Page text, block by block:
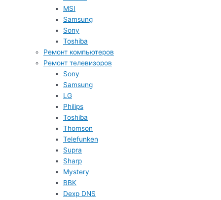
MSI
Samsung
Sony
Toshiba
Ремонт компьютеров
Ремонт телевизоров
Sony
Samsung
LG
Philips
Toshiba
Thomson
Telefunken
Supra
Sharp
Mystery
BBK
Dexp DNS